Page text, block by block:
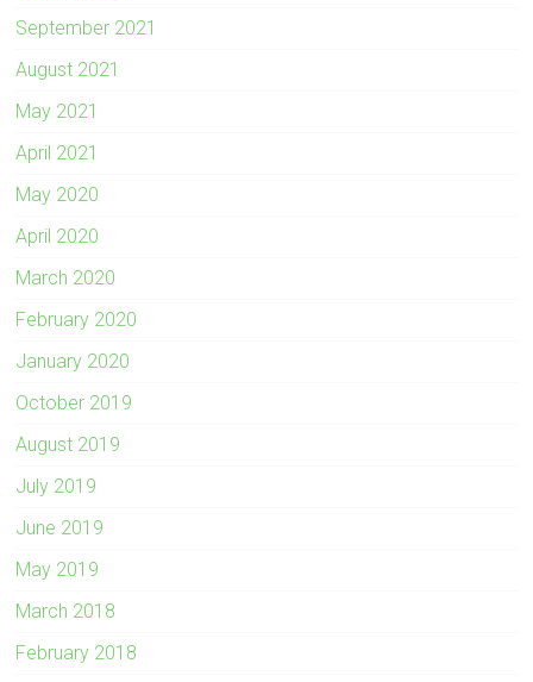
September 2021
August 2021
May 2021
April 2021
May 2020
April 2020
March 2020
February 2020
January 2020
October 2019
August 2019
July 2019
June 2019
May 2019
March 2018
February 2018